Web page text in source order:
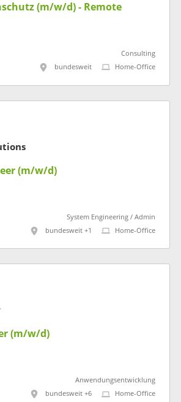
(m/w/d) - Remote
Consulting
bundesweit
Home-Office
(m/w/d)
System Engineering / Admin
bundesweit +1
Home-Office
(m/w/d)
Anwendungsentwicklung
bundesweit +6
Home-Office